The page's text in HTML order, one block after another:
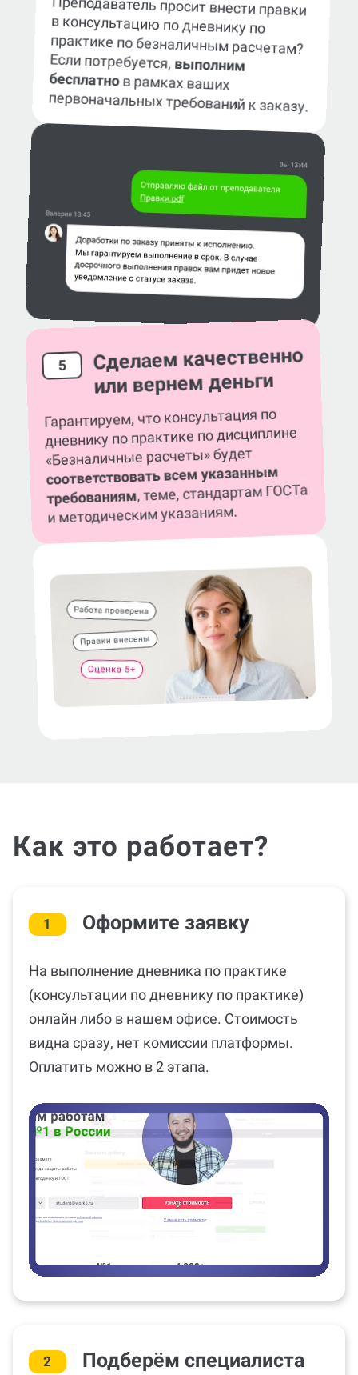
Преподаватель просит внести правки
в консультацию по дневнику по
практике по безналичным расчетам?
Если потребуется, выполним
бесплатнов рамках ваших
первоначальных требований к заказу.
5 Сделаем качественно
или вернем деньги
Гарантируем, что консультация по
дневнику по практике по дисциплине
«Безналичные расчеты» будет
соответствовать всем указанным
требованиям, теме, стандартам ГОСТа
и методическим указаниям.
Как это работает?
1 Оформите заявку
На выполнение дневника по практике
(консультации по дневнику по практике)
онлайн либо в нашем офисе. Стоимость
видна сразу, нет комиссии платформы.
Оплатить можно в 2 этапа.
2 Подберём специалиста